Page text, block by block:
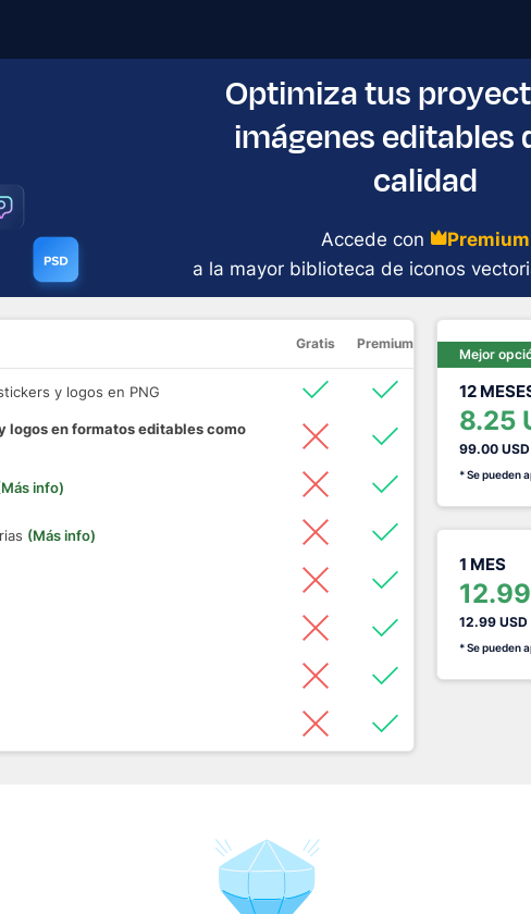
Optimiza tus
imágenes editables
calidad
Accede con
Premium
a la mayor biblioteca de iconos
Gratis Premium
y logos en PNG
logos en formatos editables como
info)
(Más info)
Mejor
12
8.25
99.00 USD
* Se pueden
1 MES
12.99 USD
* Se pueden